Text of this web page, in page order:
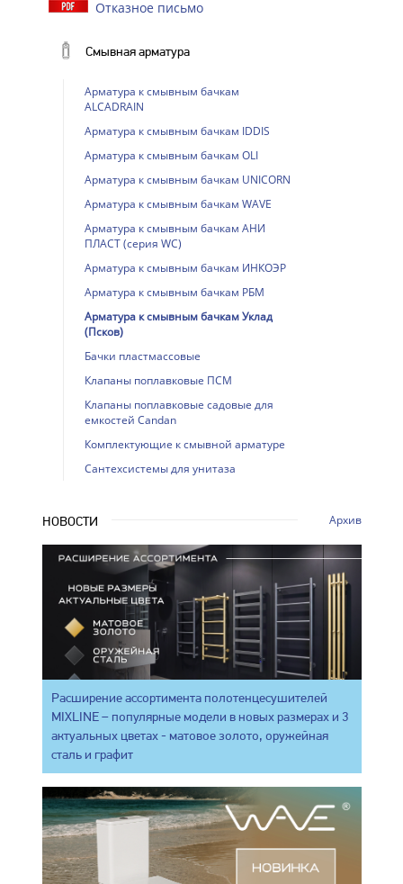
Отказное письмо
Смывная арматура
Арматура к смывным бачкам
ALCADRAIN
Арматура к смывным бачкам IDDIS
Арматура к смывным бачкам OLI
Арматура к смывным бачкам UNICORN
Арматура к смывным бачкам WAVE
Арматура к смывным бачкам АНИ
ПЛАСТ (серия WC)
Арматура к смывным бачкам ИНКОЭР
Арматура к смывным бачкам РБМ
Арматура к смывным бачкам Уклад
(Псков)
Бачки пластмассовые
Клапаны поплавковые ПСМ
Клапаны поплавковые садовые для
емкостей Candan
Комплектующие к смывной арматуре
Сантехсистемы для унитаза
НОВОСТИ Архив
Расширение ассортимента полотенцесушителей
MIXLINE – популярные модели в новых размерах и 3
актуальных цветах - матовое золото, оружейная
сталь и графит